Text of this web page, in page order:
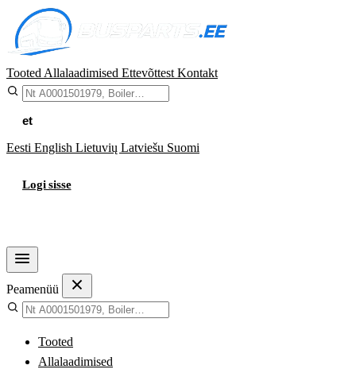
Tooted Allalaadimised Ettevõttest Kontakt
et
Eesti English Lietuvių Latviešu Suomi
Logi sisse
Peamenüü
Tooted
Allalaadimised